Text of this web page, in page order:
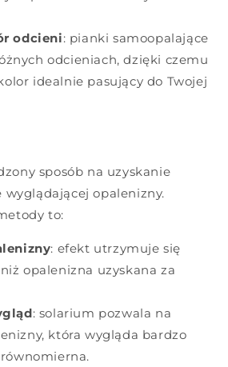
odcieni: pianki samoopalające
odcieniach, dzięki czemu
idealnie pasujący do Twojej
sposób na uzyskanie
wyglądającej opalenizny.
to:
: efekt utrzymuje się
opalenizna uzyskana za
: solarium pozwala na
która wygląda bardzo